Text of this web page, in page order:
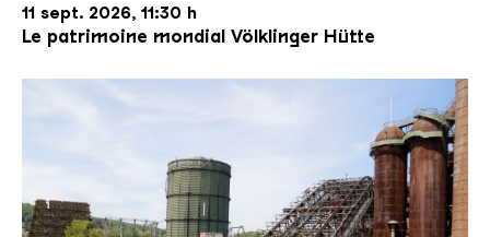
11 sept. 2026, 11:30 h
Le patrimoine mondial Völklinger Hütte